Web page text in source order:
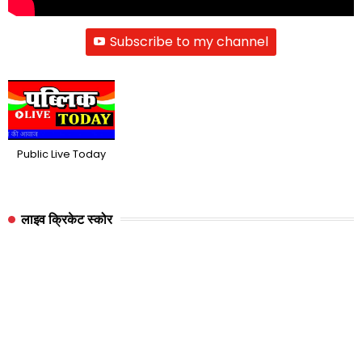
Subscribe to my channel
Public Live Today
लाइव क्रिकेट स्कोर